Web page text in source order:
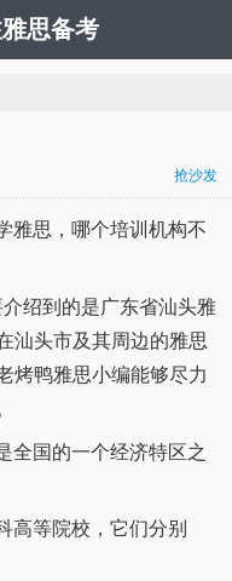
思备考
抢沙发
雅思，哪个培训机构不
介绍到的是广东省汕头雅
汕头市及其周边的雅思
烤鸭雅思小编能够尽力
全国的一个经济特区之
高等院校，它们分别